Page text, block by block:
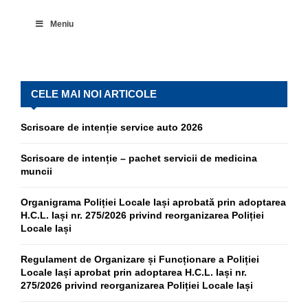
Meniu
CELE MAI NOI ARTICOLE
Scrisoare de intenție service auto 2026
Scrisoare de intenție – pachet servicii de medicina
muncii
Organigrama Poliției Locale Iași aprobată prin adoptarea
H.C.L. Iași nr. 275/2026 privind reorganizarea Poliției
Locale Iași
Regulament de Organizare și Funcționare a Poliției
Locale Iași aprobat prin adoptarea H.C.L. Iași nr.
275/2026 privind reorganizarea Poliției Locale Iași